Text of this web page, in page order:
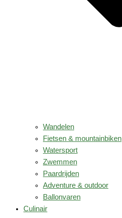
Wandelen
Fietsen & mountainbiken
Watersport
Zwemmen
Paardrijden
Adventure & outdoor
Ballonvaren
Culinair